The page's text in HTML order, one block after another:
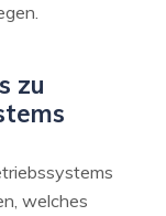
zu
welches